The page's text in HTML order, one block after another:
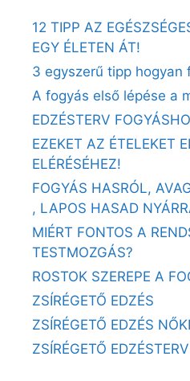
12 TIPP AZ
EGY ÉLETEN ÁT!
3 egyszerű tipp hogyan
A fogyás első lépése a
EDZÉSTERV
EZEKET AZ ÉTELEKET
ELÉRÉSÉHEZ!
FOGYÁS HASRÓL,
, LAPOS HASAD
MIÉRT FONTOS A
TESTMOZGÁS?
ROSTOK SZEREPE A
ZSÍRÉGETŐ EDZÉS
ZSÍRÉGETŐ EDZÉS
ZSÍRÉGETŐ EDZÉSTERV